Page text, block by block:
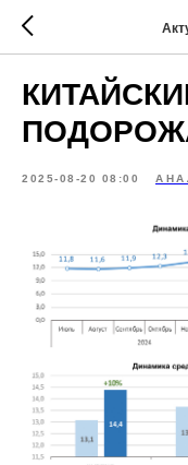
2025-08-20 08:00